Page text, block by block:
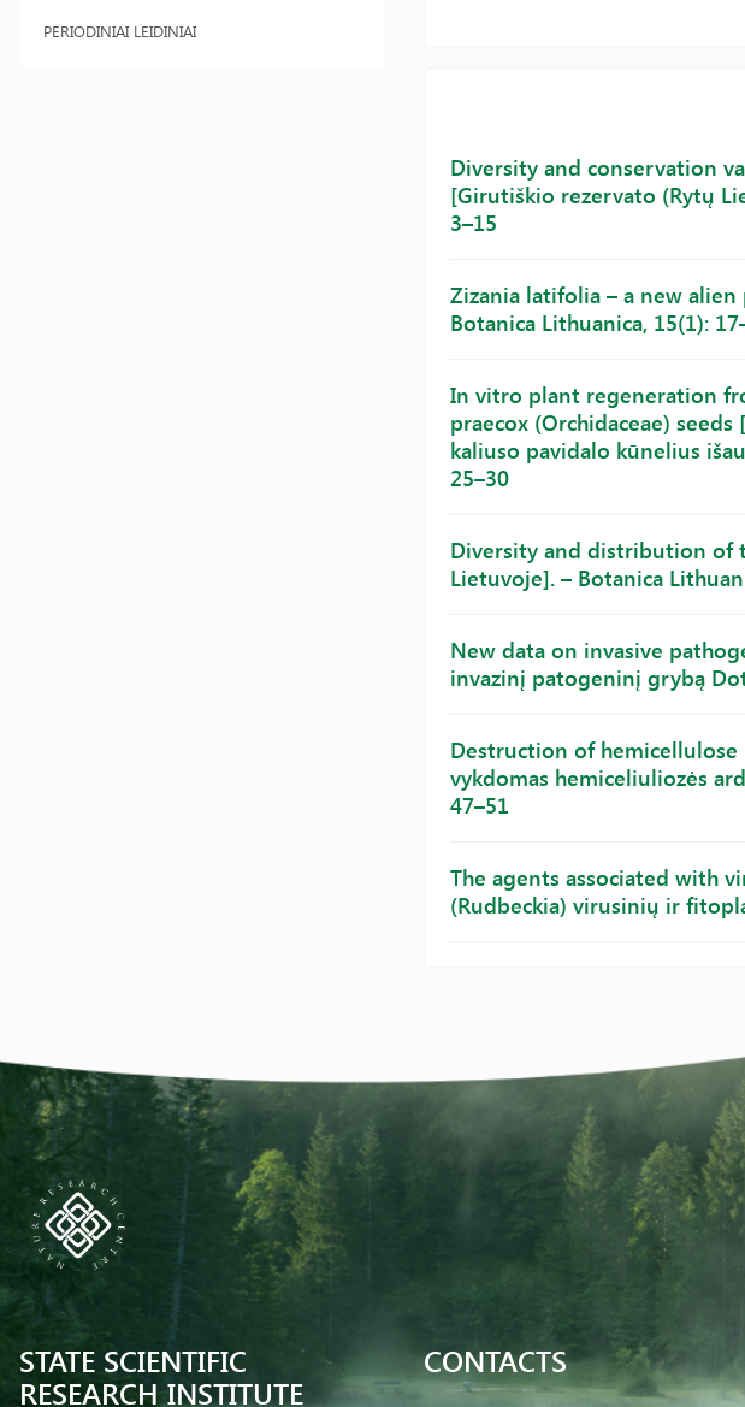
PERIODINIAI LEIDINIAI
Diversity and conservation
[Girutiškio rezervato (Rytų
3–15
Zizania latifolia – a new
Botanica Lithuanica, 15(1):
In vitro plant regeneration
praecox (Orchidaceae)
kaliuso pavidalo kūnelius
25–30
Diversity and distribution of
Lietuvoje]. – Botanica
New data on invasive
invazinį patogeninį grybą
Destruction of
vykdomas hemiceliuliozės
47–51
The agents associated with
(Rudbeckia) virusinių ir
STATE SCIENTIFIC
RESEARCH INSTITUTE
CONTACTS